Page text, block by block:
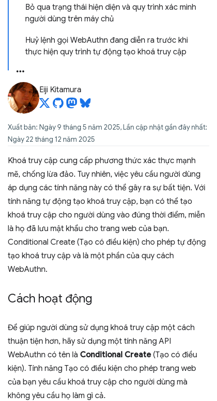
Bỏ qua trạng thái hiện diện và quy trình xác minh
người dùng trên máy chủ
Huỷ lệnh gọi WebAuthn đang diễn ra trước khi
thực hiện quy trình tự động tạo khoá truy cập
Eiji Kitamura
Xuất bản: Ngày 9 tháng 5 năm 2025, Lần cập nhật gần đây nhất:
Ngày 22 tháng 12 năm 2025
Khoá truy cập cung cấp phương thức xác thực mạnh
mẽ, chống lừa đảo. Tuy nhiên, việc yêu cầu người dùng
áp dụng các tính năng này có thể gây ra sự bất tiện. Với
tính năng tự động tạo khoá truy cập, bạn có thể tạo
khoá truy cập cho người dùng vào đúng thời điểm, miễn
là họ đã lưu mật khẩu cho trang web của bạn.
Conditional Create (Tạo có điều kiện) cho phép tự động
tạo khoá truy cập và là một phần của quy cách
WebAuthn.
Cách hoạt động
Để giúp người dùng sử dụng khoá truy cập một cách
thuận tiện hơn, hãy sử dụng một tính năng API
WebAuthn có tên là Conditional Create (Tạo có điều
kiện). Tính năng Tạo có điều kiện cho phép trang web
của bạn yêu cầu khoá truy cập cho người dùng mà
không yêu cầu họ làm gì cả.